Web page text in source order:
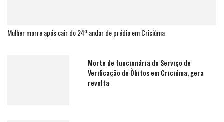
Mulher morre após cair do 24º andar de prédio em Criciúma
Morte de funcionária do Serviço de
Verificação de Òbitos em Criciúma, gera
revolta